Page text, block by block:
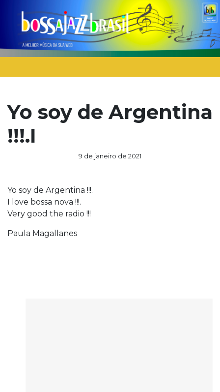
Yo soy de Argentina
!!!.I
9 de janeiro de 2021
Yo soy de Argentina !!!.
I love bossa nova !!!.
Very good the radio !!!
Paula Magallanes